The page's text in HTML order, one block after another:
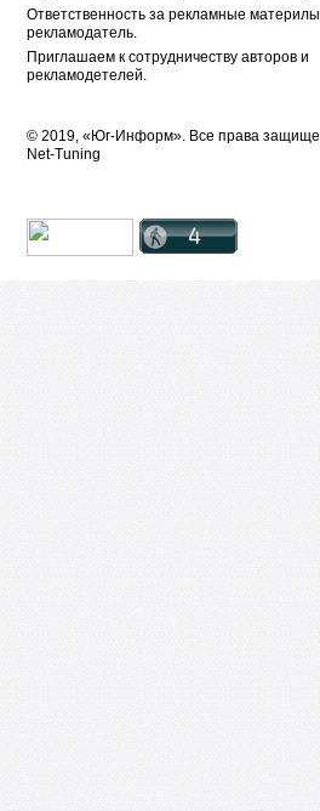
Ответственность за рекламные
рекламодатель.
Приглашаем к сотрудничеству авторов и
рекламодетелей.
© 2019, «Юг-Информ». Все права
Net-Tuning